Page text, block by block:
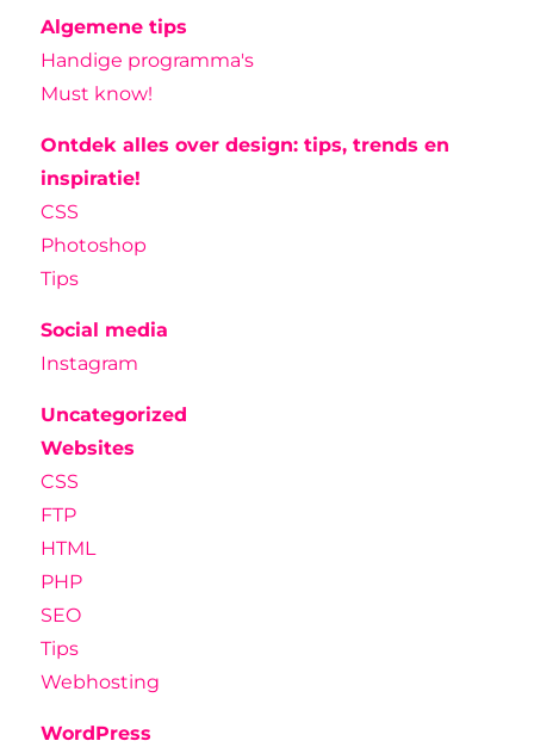
Algemene tips
Handige programma's
Must know!
Ontdek alles over design: tips, trends en
inspiratie!
CSS
Photoshop
Tips
Social media
Instagram
Uncategorized
Websites
CSS
FTP
HTML
PHP
SEO
Tips
Webhosting
WordPress